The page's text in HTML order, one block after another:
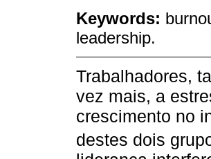
Keywords:
leadership.
Trabalhadores,
vez mais, a
crescimento no
destes dois